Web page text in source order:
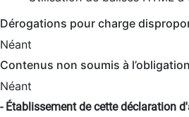
Dérogations pour charge
Néant
Contenus non soumis à
Néant
- Établissement de cette déclaration